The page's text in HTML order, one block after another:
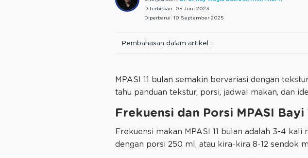
Diterbitkan: 05 Juni 2023
Diperbarui: 10 September 2025
Pembahasan dalam artikel :
MPASI 11 bulan semakin bervariasi dengan
tahu panduan tekstur, porsi, jadwal makan, dan
Frekuensi dan Porsi MPASI Bayi
Frekuensi makan MPASI 11 bulan adalah 3-4
dengan porsi 250 ml, atau kira-kira 8-12 sendok